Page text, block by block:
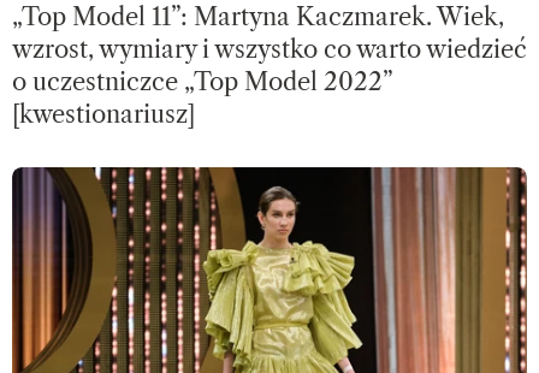
„Top Model 11”: Martyna Kaczmarek. Wiek,
wzrost, wymiary i wszystko co warto wiedzieć
o uczestniczce „Top Model 2022”
[kwestionariusz]